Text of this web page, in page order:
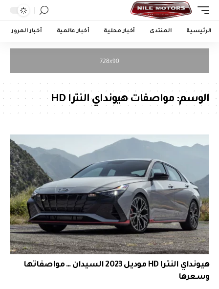
الرئيسية المنتدى أخبار محلية أخبار عالمية أخبار المرور
الوسم: مواصفات هيونداي النترا HD
هيونداي النترا HD موديل 2023 السيدان … مواصفاتها
وسعرها